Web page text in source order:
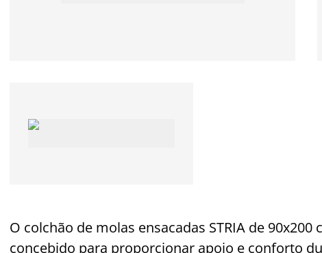
O colchão de molas ensacadas STRIA de
concebido para proporcionar apoio e conforto